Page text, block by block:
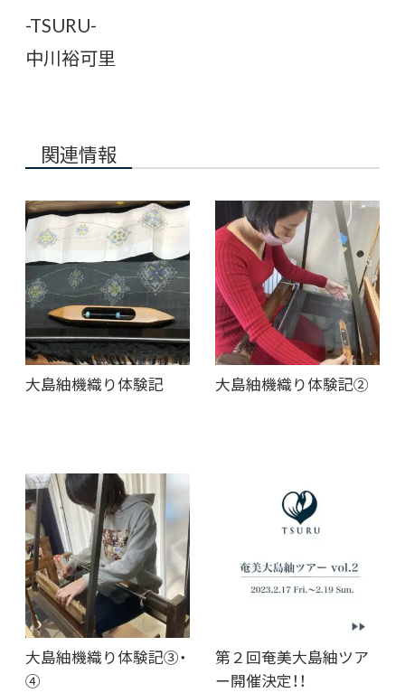
-TSURU-
中川裕可里
関連情報
大島紬機織り体験記 大島紬機織り体験記②
大島紬機織り体験記③・
④
第２回奄美大島紬ツア
ー開催決定！！